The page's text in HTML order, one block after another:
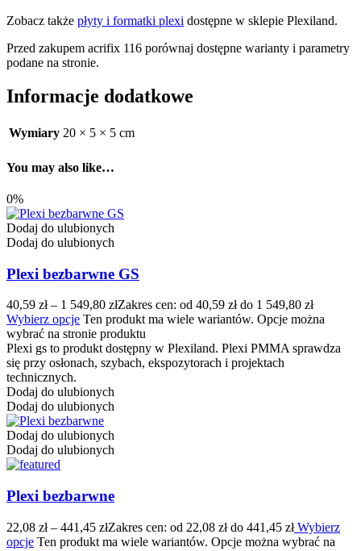
Zobacz także płyty i formatki plexi dostępne w sklepie Plexiland.
Przed zakupem acrifix 116 porównaj dostępne warianty i parametry
podane na stronie.
Informacje dodatkowe
Wymiary 20 × 5 × 5 cm
You may also like…
0%
Dodaj do ulubionych
Dodaj do ulubionych
Plexi bezbarwne GS
40,59 zł – 1 549,80 złZakres cen: od 40,59 zł do 1 549,80 zł
Wybierz opcje Ten produkt ma wiele wariantów. Opcje można
wybrać na stronie produktu
Plexi gs to produkt dostępny w Plexiland. Plexi PMMA sprawdza
się przy osłonach, szybach, ekspozytorach i projektach
technicznych.
Dodaj do ulubionych
Dodaj do ulubionych
Dodaj do ulubionych
Dodaj do ulubionych
Plexi bezbarwne
22,08 zł – 441,45 złZakres cen: od 22,08 zł do 441,45 złWybierz
opcje Ten produkt ma wiele wariantów. Opcje można wybrać na